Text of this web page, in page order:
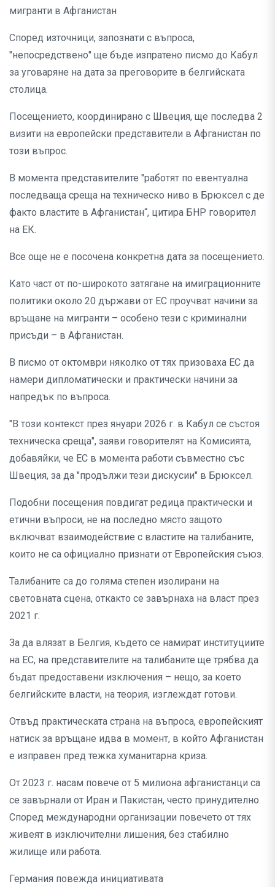
мигранти в Афганистан
Според източници, запознати с въпроса,
"непосредствено" ще бъде изпратено писмо до Кабул
за уговаряне на дата за преговорите в белгийската
столица.
Посещението, координирано с Швеция, ще последва 2
визити на европейски представители в Афганистан по
този въпрос.
В момента представителите "работят по евентуална
последваща среща на техническо ниво в Брюксел с де
факто властите в Афганистан“, цитира БНР говорител
на ЕК.
Все още не е посочена конкретна дата за посещението.
Като част от по-широкото затягане на имиграционните
политики около 20 държави от ЕС проучват начини за
връщане на мигранти – особено тези с криминални
присъди – в Афганистан.
В писмо от октомври няколко от тях призоваха ЕС да
намери дипломатически и практически начини за
напредък по въпроса.
"В този контекст през януари 2026 г. в Кабул се състоя
техническа среща", заяви говорителят на Комисията,
добавяйки, че ЕС в момента работи съвместно със
Швеция, за да "продължи тези дискусии" в Брюксел.
Подобни посещения повдигат редица практически и
етични въпроси, не на последно място защото
включват взаимодействие с властите на талибаните,
които не са официално признати от Европейския съюз.
Талибаните са до голяма степен изолирани на
световната сцена, откакто се завърнаха на власт през
2021 г.
За да влязат в Белгия, където се намират институциите
на ЕС, на представителите на талибаните ще трябва да
бъдат предоставени изключения – нещо, за което
белгийските власти, на теория, изглеждат готови.
Отвъд практическата страна на въпроса, европейският
натиск за връщане идва в момент, в който Афганистан
е изправен пред тежка хуманитарна криза.
От 2023 г. насам повече от 5 милиона афганистанци са
се завърнали от Иран и Пакистан, често принудително.
Според международни организации повечето от тях
живеят в изключителни лишения, без стабилно
жилище или работа.
Германия повежда инициативата